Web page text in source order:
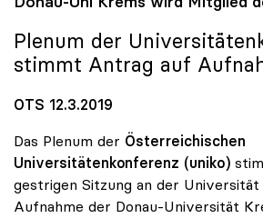
Plenum der
stimmt Antrag auf
OTS 12.3.2019
Das Plenum der Österreichischen
Universitätenkonferenz (uniko)
gestrigen Sitzung an der Universität
Aufnahme der Donau-Universität